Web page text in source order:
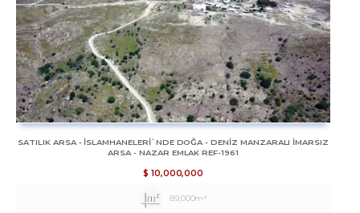
SATILIK ARSA - İSLAMHANELERİ`NDE DOĞA - DENİZ MANZARALI İMARSIZ
ARSA - NAZAR EMLAK REF-1961
$ 10,000,000
89,000m²